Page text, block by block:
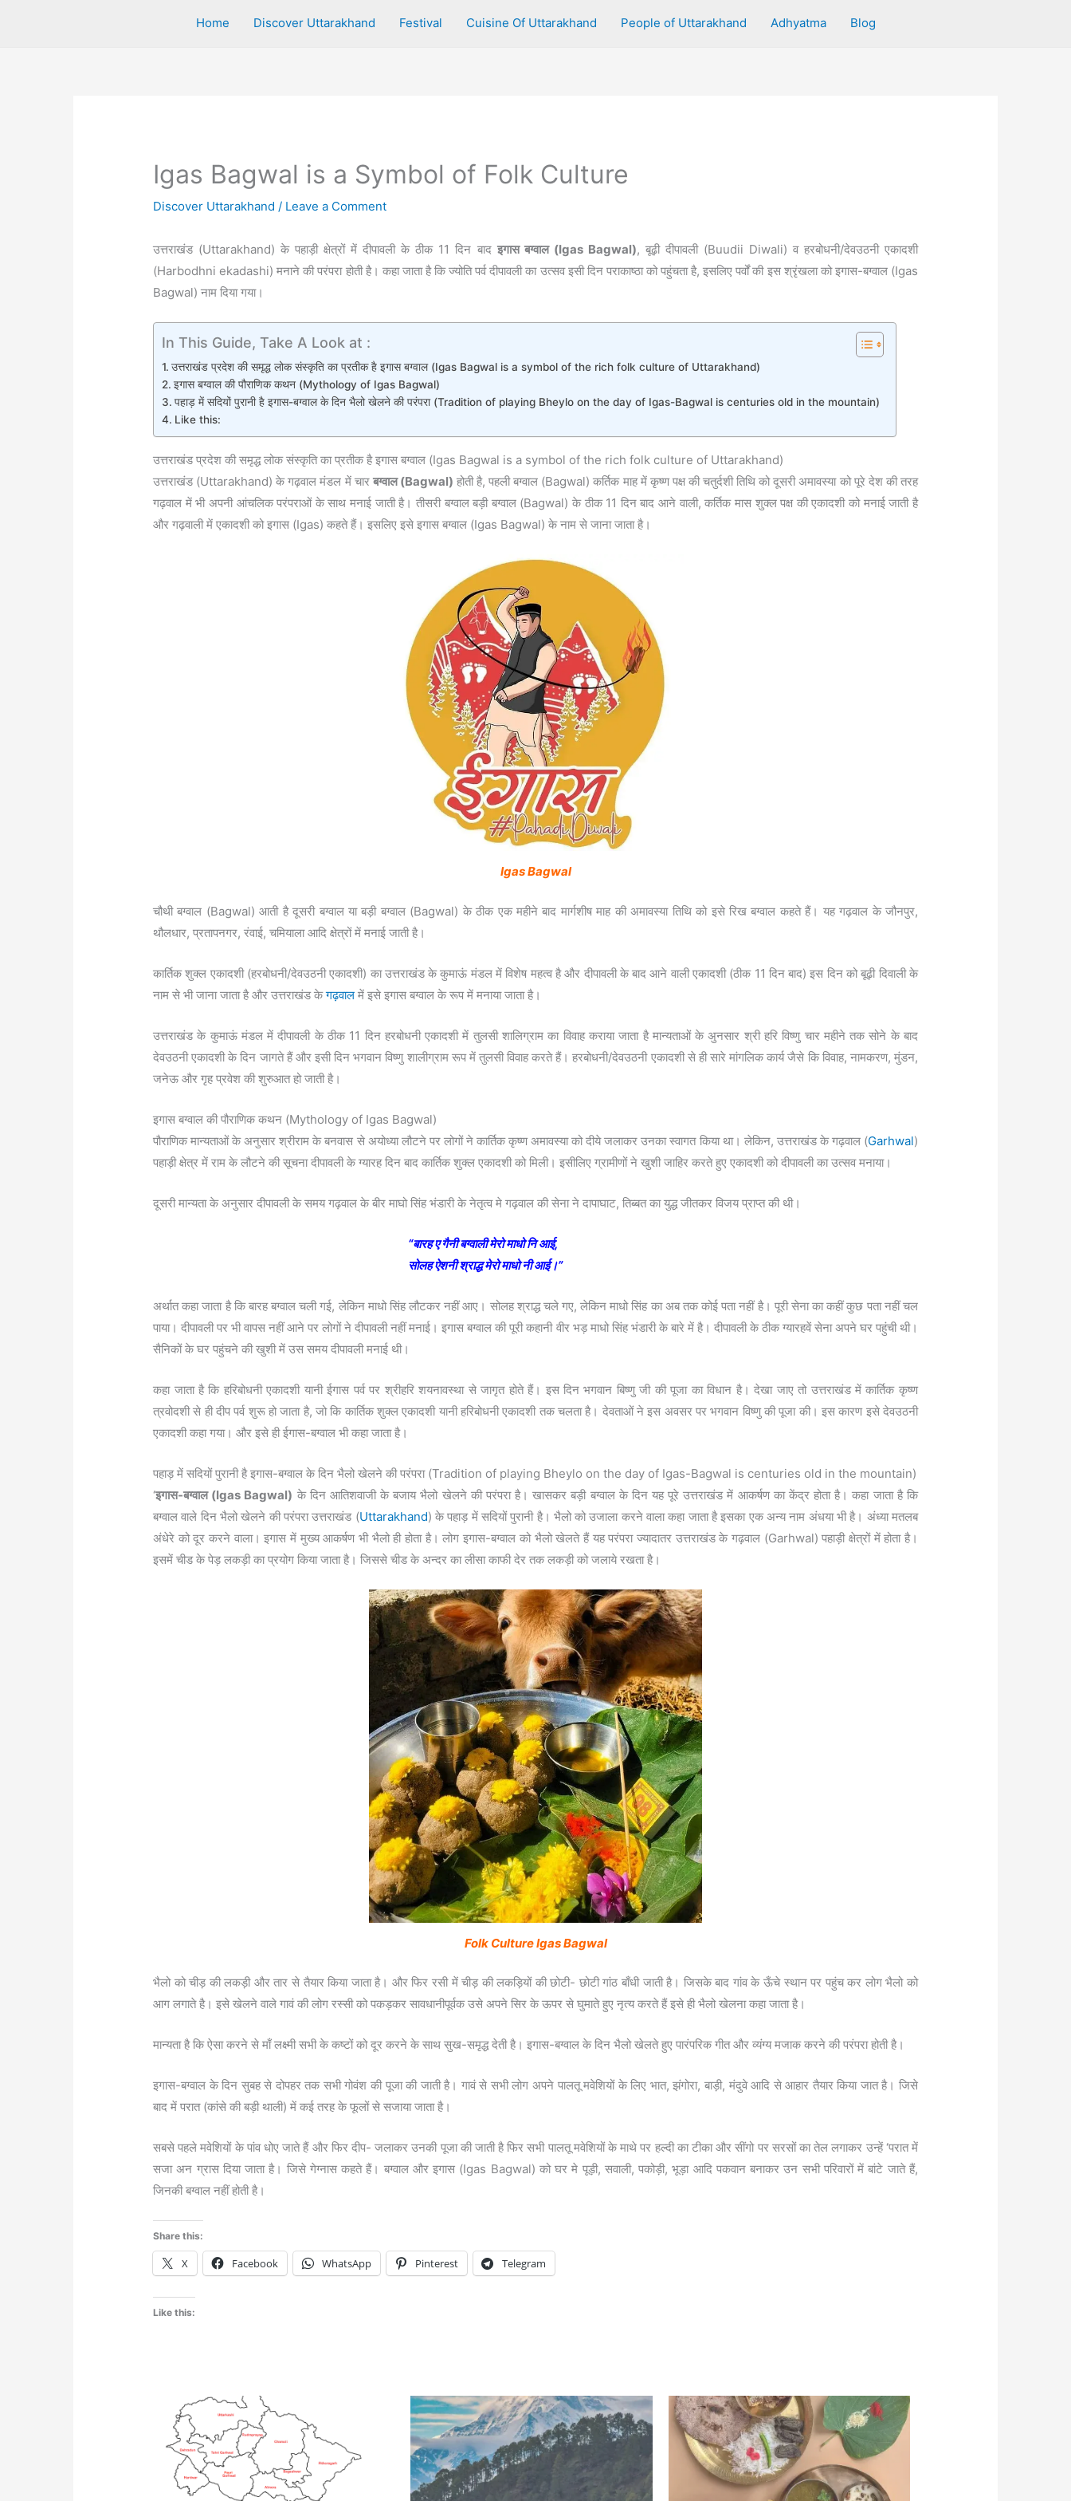
Home Discover Uttarakhand Festival Cuisine Of Uttarakhand People of Uttarakhand Adhyatma Blog
Igas Bagwal is a Symbol of Folk Culture
Discover Uttarakhand / Leave a Comment
उत्तराखंड (Uttarakhand) के पहाड़ी क्षेत्रों में दीपावली के ठीक 11 दिन बाद इगास बग्वाल (Igas Bagwal), बूढ़ी दीपावली (Buudii Diwali) व हरबोधनी/देवउठनी एकादशी
(Harbodhni ekadashi) मनाने की परंपरा होती है। कहा जाता है कि ज्योति पर्व दीपावली का उत्सव इसी दिन पराकाष्ठा को पहुंचता है, इसलिए पर्वों की इस श्रृंखला को इगास-बग्वाल (Igas
Bagwal) नाम दिया गया।
In This Guide, Take A Look at :
उत्तराखंड प्रदेश की समृद्ध लोक संस्कृति का प्रतीक है इगास बग्वाल (Igas Bagwal is a symbol of the rich folk culture of Uttarakhand)
इगास बग्वाल की पौराणिक कथन (Mythology of Igas Bagwal)
पहाड़ में सदियों पुरानी है इगास-बग्वाल के दिन भैलो खेलने की परंपरा (Tradition of playing Bheylo on the day of Igas-Bagwal is centuries old in the mountain)
Like this:
उत्तराखंड प्रदेश की समृद्ध लोक संस्कृति का प्रतीक है इगास बग्वाल (Igas Bagwal is a symbol of the rich folk culture of Uttarakhand)
उत्तराखंड (Uttarakhand) के गढ़वाल मंडल में चार बग्वाल (Bagwal) होती है, पहली बग्वाल (Bagwal) कर्तिक माह में कृष्ण पक्ष की चतुर्दशी तिथि को दूसरी अमावस्या को पूरे देश की तरह
गढ़वाल में भी अपनी आंचलिक परंपराओं के साथ मनाई जाती है। तीसरी बग्वाल बड़ी बग्वाल (Bagwal) के ठीक 11 दिन बाद आने वाली, कर्तिक मास शुक्ल पक्ष की एकादशी को मनाई जाती है
और गढ़वाली में एकादशी को इगास (Igas) कहते हैं। इसलिए इसे इगास बग्वाल (Igas Bagwal) के नाम से जाना जाता है।
Igas Bagwal
चौथी बग्वाल (Bagwal) आती है दूसरी बग्वाल या बड़ी बग्वाल (Bagwal) के ठीक एक महीने बाद मार्गशीष माह की अमावस्या तिथि को इसे रिख बग्वाल कहते हैं। यह गढ़वाल के जौनपुर,
थौलधार, प्रतापनगर, रंवाई, चमियाला आदि क्षेत्रों में मनाई जाती है।
कार्तिक शुक्ल एकादशी (हरबोधनी/देवउठनी एकादशी) का उत्तराखंड के कुमाऊं मंडल में विशेष महत्व है और दीपावली के बाद आने वाली एकादशी (ठीक 11 दिन बाद) इस दिन को बूढ़ी दिवाली के
नाम से भी जाना जाता है और उत्तराखंड केगढ़वाल में इसे इगास बग्वाल के रूप में मनाया जाता है।
उत्तराखंड के कुमाऊं मंडल में दीपावली के ठीक 11 दिन हरबोधनी एकादशी में तुलसी शालिग्राम का विवाह कराया जाता है मान्‍यताओं के अुनसार श्री हरि विष्‍णु चार महीने तक सोने के बाद
देवउठनी एकादशी के दिन जागते हैं और इसी दिन भगवान विष्‍णु शालीग्राम रूप में तुलसी विवाह करते हैं। हरबोधनी/देवउठनी एकादशी से ही सारे मांगलिक कार्य जैसे कि विवाह, नामकरण, मुंडन,
जनेऊ और गृह प्रवेश की शुरुआत हो जाती है।
इगास बग्वाल की पौराणिक कथन (Mythology of Igas Bagwal)
पौराणिक मान्यताओं के अनुसार श्रीराम के बनवास से अयोध्या लौटने पर लोगों ने कार्तिक कृष्ण अमावस्या को दीये जलाकर उनका स्वागत किया था। लेकिन, उत्तराखंड के गढ़वाल (Garhwal)
पहाड़ी क्षेत्र में राम के लौटने की सूचना दीपावली के ग्यारह दिन बाद कार्तिक शुक्ल एकादशी को मिली। इसीलिए ग्रामीणों ने खुशी जाहिर करते हुए एकादशी को दीपावली का उत्सव मनाया।
दूसरी मान्यता के अनुसार दीपावली के समय गढ़वाल के बीर माघो सिंह भंडारी के नेतृत्व मे गढ़वाल की सेना ने दापाघाट, तिब्बत का युद्ध जीतकर विजय प्राप्त की थी।
“बारह ए गैनी बग्वाली मेरो माधो नि आई,
सोलह ऐशनी श्राद्ध मेरो माधो नी आई।”
अर्थात कहा जाता है कि बारह बग्वाल चली गई, लेकिन माधो सिंह लौटकर नहीं आए। सोलह श्राद्ध चले गए, लेकिन माधो सिंह का अब तक कोई पता नहीं है। पूरी सेना का कहीं कुछ पता नहीं चल
पाया। दीपावली पर भी वापस नहीं आने पर लोगों ने दीपावली नहीं मनाई। इगास बग्वाल की पूरी कहानी वीर भड़ माधो सिंह भंडारी के बारे में है। दीपावली के ठीक ग्यारहवें सेना अपने घर पहुंची थी।
सैनिकों के घर पहुंचने की खुशी में उस समय दीपावली मनाई थी।
कहा जाता है कि हरिबोधनी एकादशी यानी ईगास पर्व पर श्रीहरि शयनावस्था से जागृत होते हैं। इस दिन भगवान बिष्णु जी की पूजा का विधान है। देखा जाए तो उत्तराखंड में कार्तिक कृष्ण
त्रवोदशी से ही दीप पर्व शुरू हो जाता है, जो कि कार्तिक शुक्ल एकादशी यानी हरिबोधनी एकादशी तक चलता है। देवताओं ने इस अवसर पर भगवान विष्णु की पूजा की। इस कारण इसे देवउठनी
एकादशी कहा गया। और इसे ही ईगास-बग्वाल भी कहा जाता है।
पहाड़ में सदियों पुरानी है इगास-बग्वाल के दिन भैलो खेलने की परंपरा (Tradition of playing Bheylo on the day of Igas-Bagwal is centuries old in the mountain)
‘इगास-बग्वाल (Igas Bagwal) के दिन आतिशवाजी के बजाय भैलो खेलने की परंपरा है। खासकर बड़ी बग्वाल के दिन यह पूरे उत्तराखंड में आकर्षण का केंद्र होता है। कहा जाता है कि
बग्वाल वाले दिन भैलो खेलने की परंपरा उत्तराखंड (Uttarakhand) के पहाड़ में सदियों पुरानी है। भैलो को उजाला करने वाला कहा जाता है इसका एक अन्य नाम अंधया भी है। अंध्या मतलब
अंधेरे को दूर करने वाला। इगास में मुख्य आकर्षण भी भैलो ही होता है। लोग इगास-बग्वाल को भैलो खेलते हैं यह परंपरा ज्यादातर उत्तराखंड के गढ़वाल (Garhwal) पहाड़ी क्षेत्रों में होता है।
इसमें चीड के पेड़ लकड़ी का प्रयोग किया जाता है। जिससे चीड के अन्दर का लीसा काफी देर तक लकड़ी को जलाये रखता है।
Folk Culture Igas Bagwal
भैलो को चीड़ की लकड़ी और तार से तैयार किया जाता है। और फिर रसी में चीड़ की लकड़ियों की छोटी- छोटी गांठ बाँधी जाती है। जिसके बाद गांव के ऊँचे स्थान पर पहुंच कर लोग भैलो को
आग लगाते है। इसे खेलने वाले गावं की लोग रस्सी को पकड़कर सावधानीपूर्वक उसे अपने सिर के ऊपर से घुमाते हुए नृत्य करते हैं इसे ही भैलो खेलना कहा जाता है।
मान्यता है कि ऐसा करने से माँ लक्ष्मी सभी के कष्टों को दूर करने के साथ सुख-समृद्ध देती है। इगास-बग्वाल के दिन भैलो खेलते हुए पारंपरिक गीत और व्यंग्य मजाक करने की परंपरा होती है।
इगास-बग्वाल के दिन सुबह से दोपहर तक सभी गोवंश की पूजा की जाती है। गावं से सभी लोग अपने पालतू मवेशियों के लिए भात, झंगोरा, बाड़ी, मंदुवे आदि से आहार तैयार किया जात है। जिसे
बाद में परात (कांसे की बड़ी थाली) में कई तरह के फूलों से सजाया जाता है।
सबसे पहले मवेशियों के पांव धोए जाते हैं और फिर दीप- जलाकर उनकी पूजा की जाती है फिर सभी पालतू मवेशियों के माथे पर हल्दी का टीका और सींगो पर सरसों का तेल लगाकर उन्हें ‘परात में
सजा अन ग्रास दिया जाता है। जिसे गेग्नास कहते हैं। बग्वाल और इगास (Igas Bagwal) को घर मे पूड़ी, सवाली, पकोड़ी, भूड़ा आदि पकवान बनाकर उन सभी परिवारों में बांटे जाते हैं,
जिनकी बग्वाल नहीं होती है।
Share this:
X Facebook WhatsApp Pinterest Telegram
Like this: